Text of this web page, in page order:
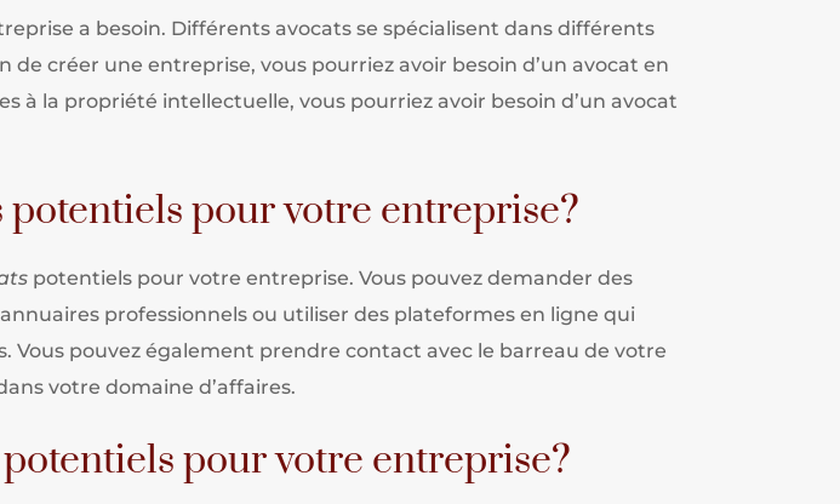
a besoin. Différents avocats se spécialisent dans différents
créer une entreprise, vous pourriez avoir besoin d’un avocat en
à la propriété intellectuelle, vous pourriez avoir besoin d’un avocat
pour votre entreprise?
potentiels pour votre entreprise. Vous pouvez demander des
professionnels ou utiliser des plateformes en ligne qui
Vous pouvez également prendre contact avec le barreau de votre
votre domaine d’affaires.
pour votre entreprise?